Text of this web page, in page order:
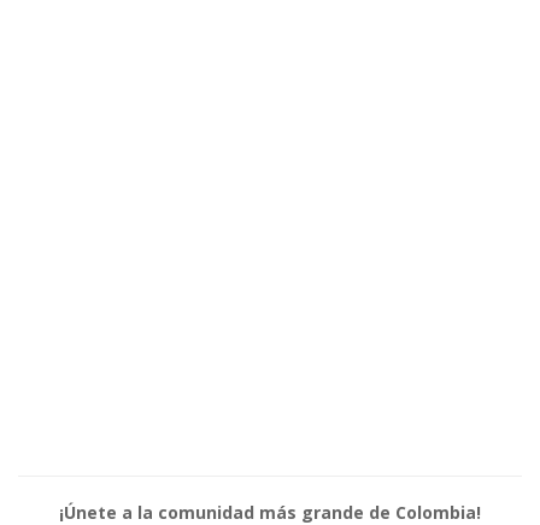
¡Únete a la comunidad más grande de Colombia!